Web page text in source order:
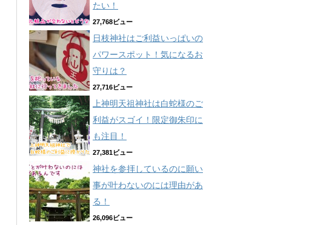
たい！
27,768ビュー
日枝神社はご利益いっぱいの
パワースポット！気になるお
守りは？
27,716ビュー
上神明天祖神社は白蛇様のご
利益がスゴイ！限定御朱印に
も注目！
27,381ビュー
神社を参拝しているのに願い
事が叶わないのには理由があ
る！
26,096ビュー